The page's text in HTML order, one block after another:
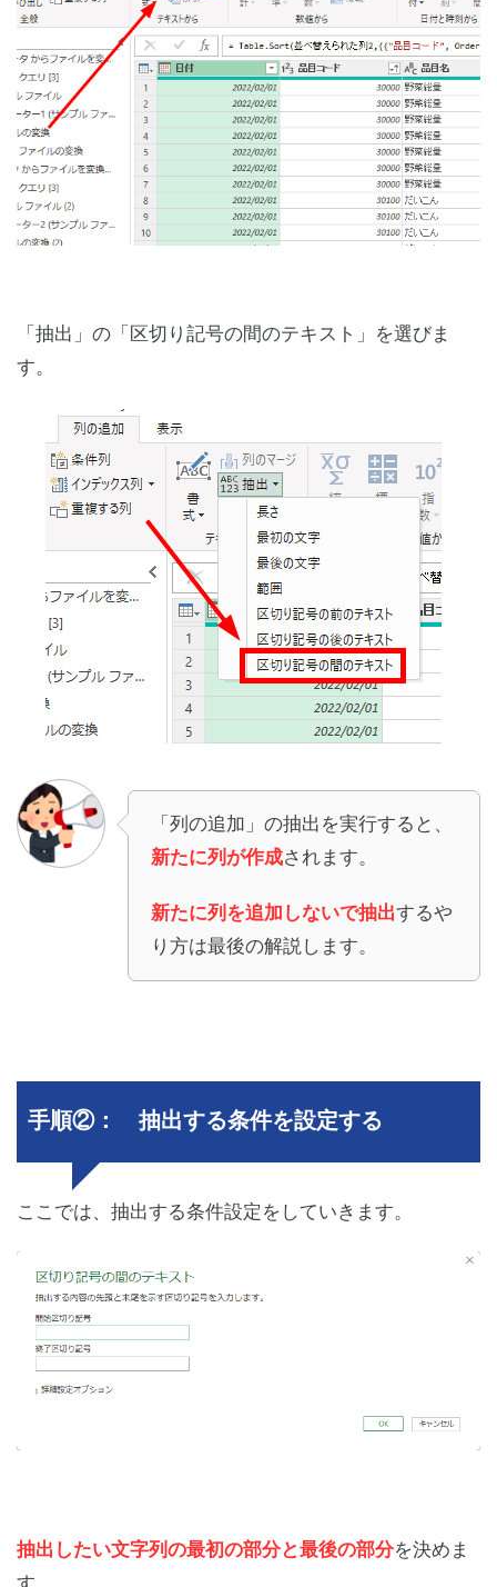
「抽出」の「区切り記号の間のテキスト」を選びま
す。
「列の追加」の抽出を実行すると、
新たに列が作成されます。
新たに列を追加しないで抽出するや
り方は最後の解説します。
手順②： 抽出する条件を設定する
ここでは、抽出する条件設定をしていきます。
抽出したい文字列の最初の部分と最後の部分を決めま